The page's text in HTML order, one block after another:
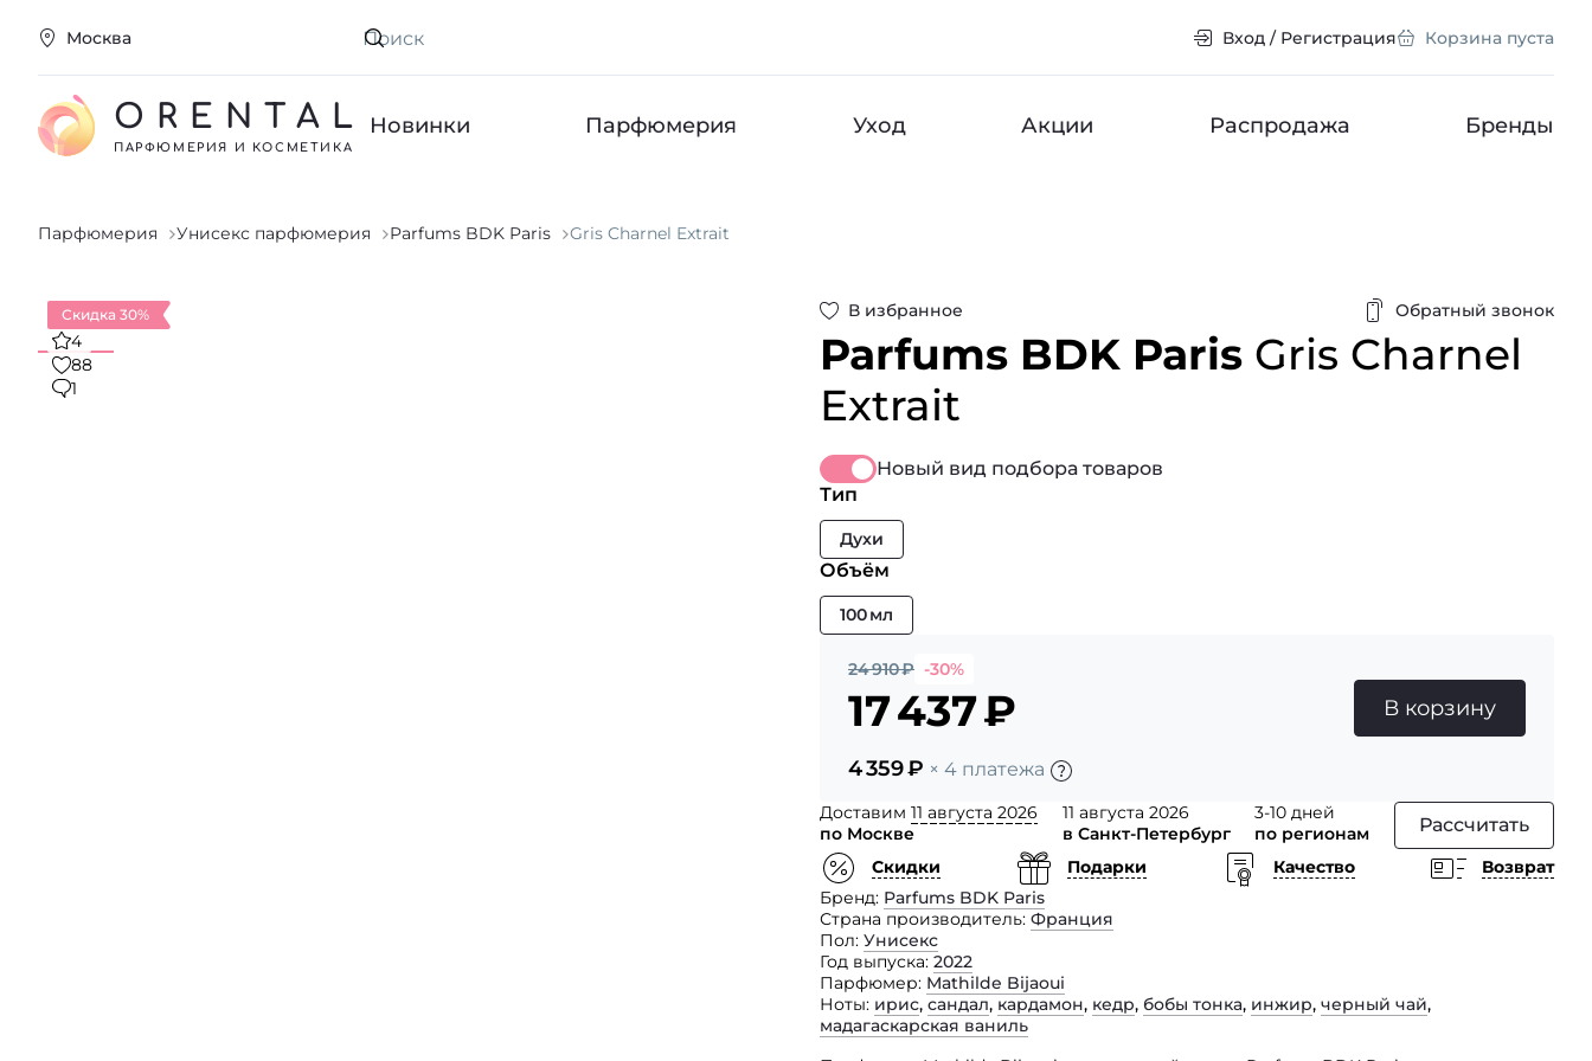
Москва Искать Вход / Регистрация Корзина пуста
ORENTAL
ПАРФЮМЕРИЯ И КОСМЕТИКА
Новинки Парфюмерия Уход Акции Распродажа Бренды
Парфюмерия Унисекс парфюмерия Parfums BDK Paris Gris Charnel Extrait
В избранное Обратный звонок
Parfums BDK Paris Gris Charnel
Extrait
Скидка 30%
4
88
1
Новый вид подбора товаров
Тип
Духи
Объём
100 мл
24 910₽ -30%
17 437₽
4 359₽ × 4 платежа
В корзину
Доставим 11 августа 2026
по Москве
11 августа 2026
в Санкт-Петербург
3-10 дней
по регионам
Рассчитать
Скидки Подарки Качество
Возврат
Бренд Parfums BDK Paris
Страна производитель Франция
Пол Унисекс
Год выпуска 2022
Парфюмер Mathilde Bijaoui
Ноты ирис, сандал, кардамон, кедр, бобы тонка, инжир, черный чай,
мадагаскарская ваниль